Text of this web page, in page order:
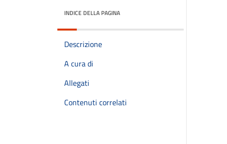
INDICE DELLA PAGINA
Descrizione
A cura di
Allegati
Contenuti correlati